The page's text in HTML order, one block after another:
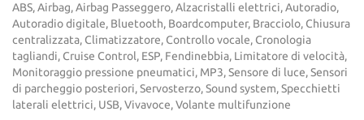
ABS, Airbag, Airbag Passeggero, Alzacristalli elettrici, Autoradio,
Autoradio digitale, Bluetooth, Boardcomputer, Bracciolo, Chiusura
centralizzata, Climatizzatore, Controllo vocale, Cronologia
tagliandi, Cruise Control, ESP, Fendinebbia, Limitatore di velocità,
Monitoraggio pressione pneumatici, MP3, Sensore di luce, Sensori
di parcheggio posteriori, Servosterzo, Sound system, Specchietti
laterali elettrici, USB, Vivavoce, Volante multifunzione